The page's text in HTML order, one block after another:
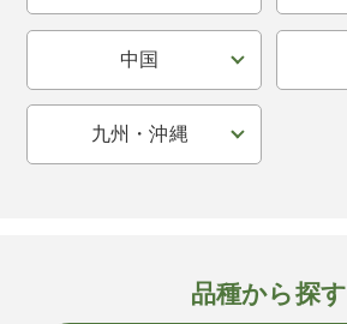
中国
九州・沖縄
品種から探す